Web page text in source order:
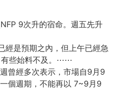
9次升的宿命。週五先升
經是預期之內，但上午已經急
些始料不及。 ⋯⋯
曾經多次表示，市場自9月9
個週期，不能再以 7~9月9